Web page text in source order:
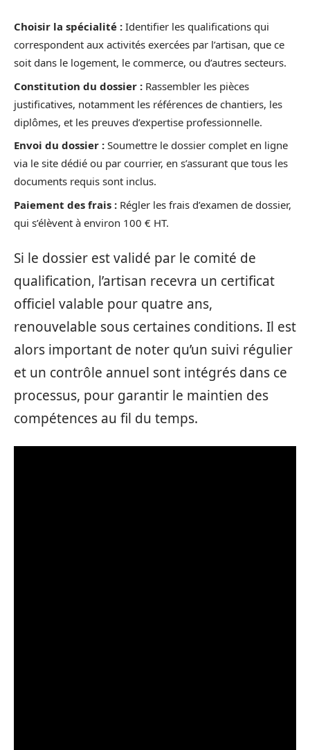
Choisir la spécialité : Identifier les qualifications qui
correspondent aux activités exercées par l’artisan, que ce
soit dans le logement, le commerce, ou d’autres secteurs.
Constitution du dossier : Rassembler les pièces
justificatives, notamment les références de chantiers, les
diplômes, et les preuves d’expertise professionnelle.
Envoi du dossier : Soumettre le dossier complet en ligne
via le site dédié ou par courrier, en s’assurant que tous les
documents requis sont inclus.
Paiement des frais : Régler les frais d’examen de dossier,
qui s’élèvent à environ 100 € HT.
Si le dossier est validé par le comité de
qualification, l’artisan recevra un certificat
officiel valable pour quatre ans,
renouvelable sous certaines conditions. Il est
alors important de noter qu’un suivi régulier
et un contrôle annuel sont intégrés dans ce
processus, pour garantir le maintien des
compétences au fil du temps.